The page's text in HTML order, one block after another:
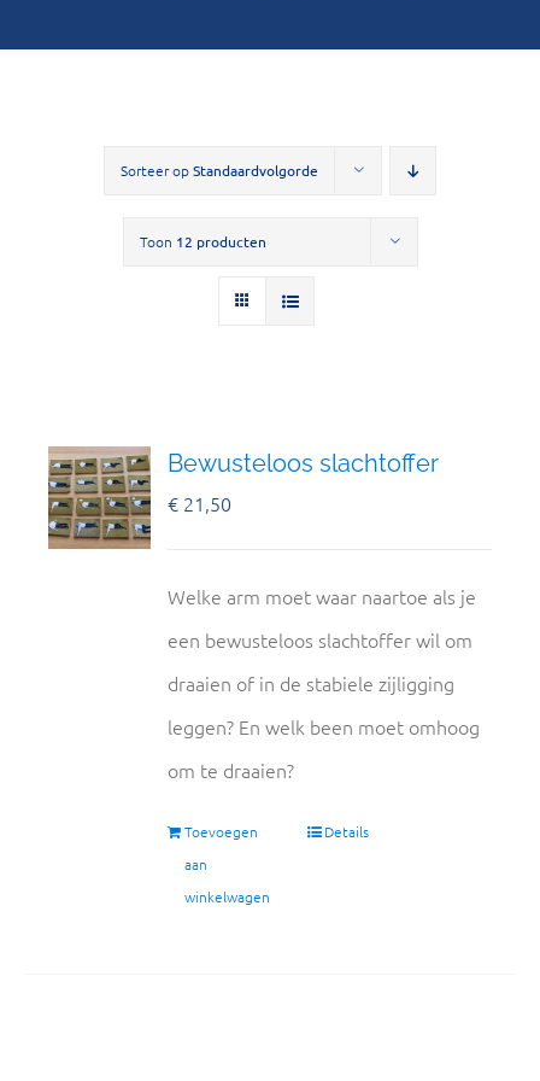
Sorteer opStandaardvolgorde
Toon 12 producten
Bewusteloos slachtoffer
€ 21,50
Welke arm moet waar naartoe als je
een bewusteloos slachtoffer wil om
draaien of in de stabiele zijligging
leggen? En welk been moet omhoog
om te draaien?
Toevoegen
aan
winkelwagen
Details